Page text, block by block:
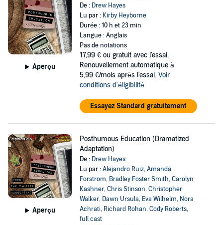
Aperçu
De : Drew Hayes
Lu par : Kirby Heyborne
Durée : 10 h et 23 min
Langue : Anglais
Pas de notations
17,99 € ou gratuit avec l'essai.
Renouvellement automatique à
5,99 €/mois après l'essai. Voir
conditions d'éligibilité
Essayez Standard gratuitement
Aperçu
Posthumous Education (Dramatized
Adaptation)
De : Drew Hayes
Lu par :Alejandro Ruiz,Amanda
Forstrom, Bradley Foster Smith,Carolyn
Kashner,Chris Stinson,Christopher
Walker, Dawn Ursula, Eva Wilhelm, Nora
Achrati, Richard Rohan,Cody Roberts,
full cast